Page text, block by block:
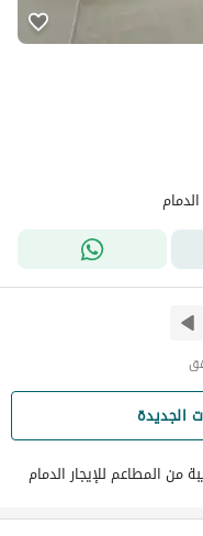
الجديدة
من المطاعم للإيجار الدمام